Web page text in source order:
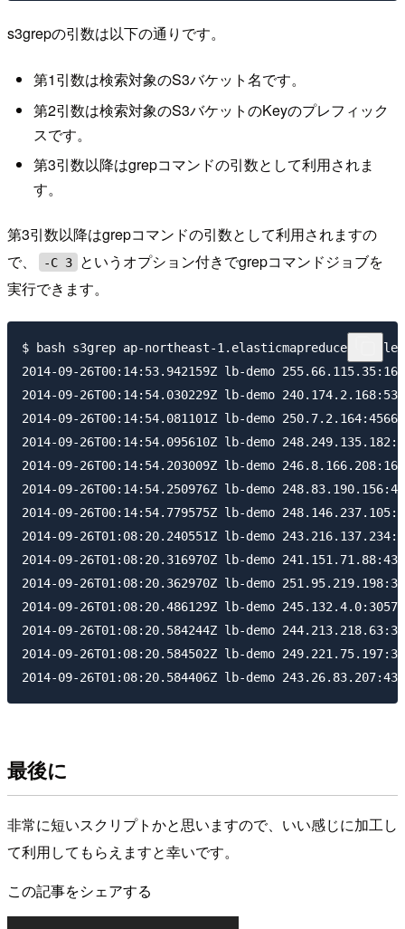
s3grepの引数は以下の通りです。
第1引数は検索対象のS3バケット名です。
第2引数は検索対象のS3バケットのKeyのプレフィック
スです。
第3引数以降はgrepコマンドの引数として利用されま
す。
第3引数以降はgrepコマンドの引数として利用されますの
で、
-C 3
というオプション付きでgrepコマンドジョブを
実行できます。
$ bash s3grep ap-northeast-
2014-09-26T00:14:53.942159Z lb-demo
2014-09-26T00:14:54.030229Z lb-demo
2014-09-26T00:14:54.081101Z lb-demo
2014-09-26T00:14:54.095610Z lb-demo
2014-09-26T00:14:54.203009Z lb-demo
2014-09-26T00:14:54.250976Z lb-demo
2014-09-26T00:14:54.779575Z lb-demo
2014-09-26T01:08:20.240551Z lb-demo
2014-09-26T01:08:20.316970Z lb-demo
2014-09-26T01:08:20.362970Z lb-demo
2014-09-26T01:08:20.486129Z lb-demo
2014-09-26T01:08:20.584244Z lb-demo
2014-09-26T01:08:20.584502Z lb-demo
最後に
非常に短いスクリプトかと思いますので、いい感じに加工し
て利用してもらえますと幸いです。
この記事をシェアする